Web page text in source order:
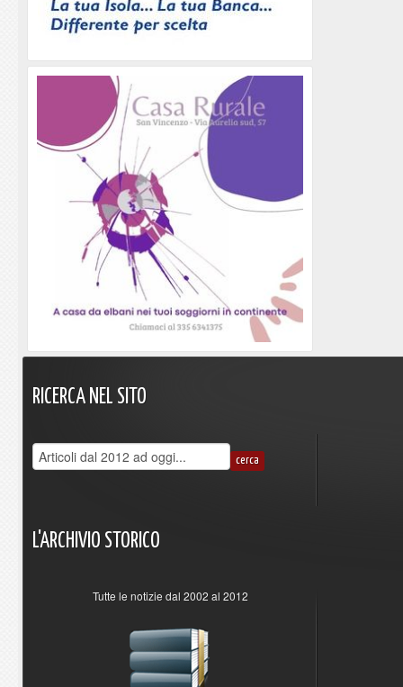
RICERCA NEL SITO
L'ARCHIVIO STORICO
Tutte le notizie dal 2002 al 2012